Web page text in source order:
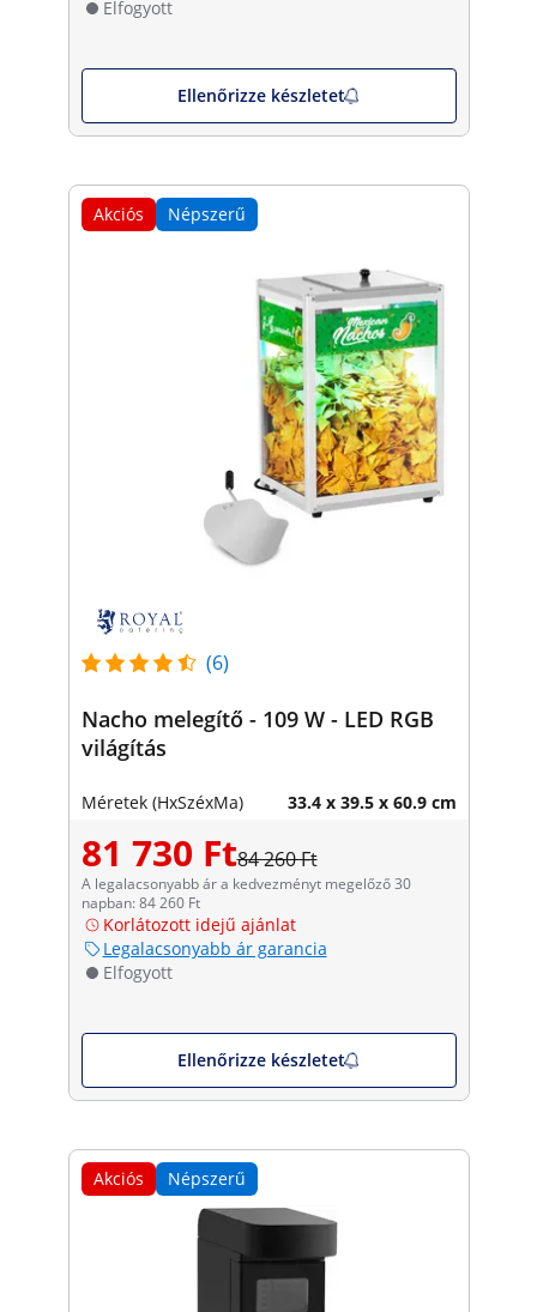
Elfogyott
Ellenőrizze készletet
Akciós Népszerű
(6)
Nacho melegítő - 109 W - LED RGB
világítás
Méretek (HxSzéxMa) 33.4 x 39.5 x 60.9 cm
81 730 Ft84 260 Ft
A legalacsonyabb ár a kedvezményt megelőző 30
napban: 84 260 Ft
Korlátozott idejű ajánlat
Legalacsonyabb ár garancia
Elfogyott
Ellenőrizze készletet
Akciós Népszerű